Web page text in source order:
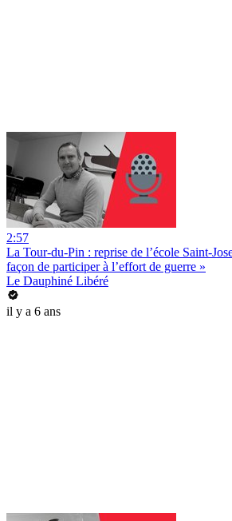
2:57
La Tour-du-Pin : reprise de l’école Saint-
façon de participer à l’effort de guerre »
Le Dauphiné Libéré
il y a 6 ans